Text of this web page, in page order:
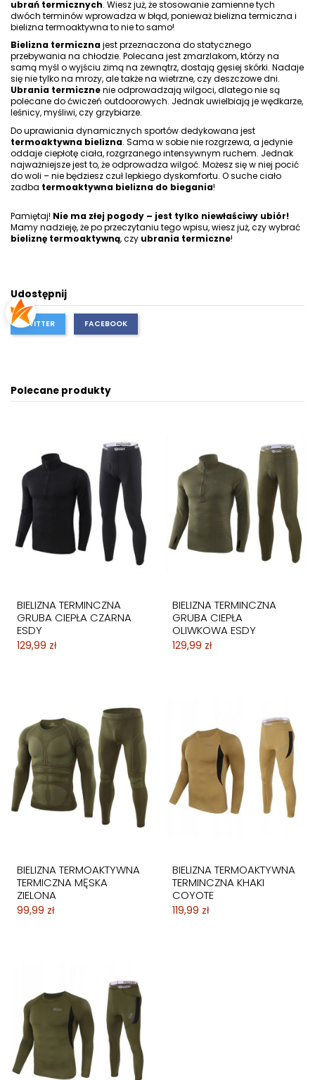
ubrań termicznych. Wiesz już, że stosowanie zamienne tych
dwóch terminów wprowadza w błąd, ponieważ bielizna termiczna i
bielizna termoaktywna to nie to samo!
Bielizna termicznajest przeznaczona do statycznego
przebywania na chłodzie. Polecana jest zmarzlakom, którzy na
samą myśl o wyjściu zimą na zewnątrz, dostają gęsiej skórki. Nadaje
się nie tylko na mrozy, ale także na wietrzne, czy deszczowe dni.
Ubrania termicznenie odprowadzają wilgoci, dlatego nie są
polecane do ćwiczeń outdoorowych. Jednak uwielbiają je wędkarze,
leśnicy, myśliwi, czy grzybiarze.
Do uprawiania dynamicznych sportów dedykowana jest
termoaktywna bielizna. Sama w sobie nie rozgrzewa, a jedynie
oddaje ciepłotę ciała, rozgrzanego intensywnym ruchem. Jednak
najważniejsze jest to, żeodprowadza wilgoć. Możesz się w niej pocić
do woli – nie będziesz czuł lepkiego dyskomfortu. O suche ciało
zadba termoaktywna bielizna do biegania!
Pamiętaj! Nie ma złej pogody – jest tylko niewłaściwy ubiór!
Mamy nadzieję, że po przeczytaniu tego wpisu, wiesz już, czy wybrać
bieliznę termoaktywną, czy ubrania termiczne!
Udostępnij
TWITTER FACEBOOK
Polecane produkty
BIELIZNA TERMINCZNA
GRUBA CIEPŁA CZARNA
ESDY
129,99 zł
BIELIZNA TERMINCZNA
GRUBA CIEPŁA
OLIWKOWA ESDY
129,99 zł
BIELIZNA TERMOAKTYWNA
TERMICZNA MĘSKA
ZIELONA
99,99 zł
BIELIZNA TERMOAKTYWNA
TERMINCZNA KHAKI
COYOTE
119,99 zł